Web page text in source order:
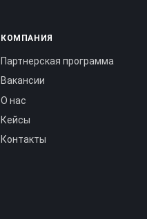
КОМПАНИЯ
Партнерская программа
Вакансии
О нас
Кейсы
Контакты